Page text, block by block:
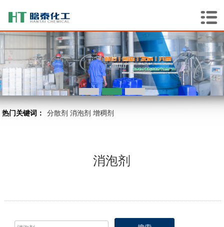
热门关键词： 分散剂 消泡剂 增稠剂
消泡剂